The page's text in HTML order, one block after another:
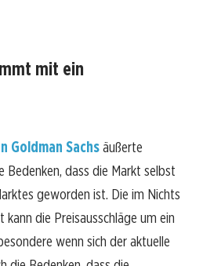
mit ein
Goldman Sachsäußerte
dass die Markt selbst
geworden ist. Die im Nichts
die Preisausschläge um ein
wenn sich der aktuelle